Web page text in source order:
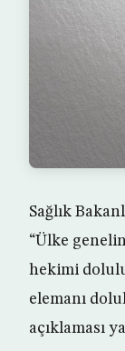
Sağlık
“Ülke
hekimi
elemanı
açıklaması